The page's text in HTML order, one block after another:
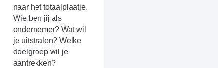
naar het totaalplaatje.
Wie ben jij als
ondernemer? Wat wil
je uitstralen? Welke
doelgroep wil je
aantrekken?